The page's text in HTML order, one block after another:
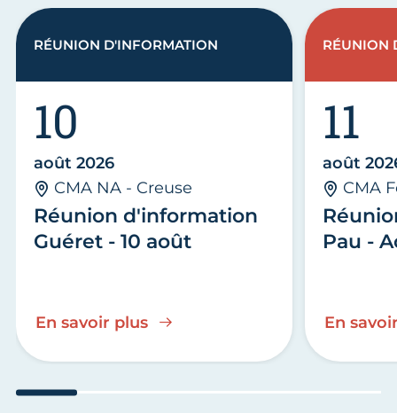
Réunion d'information
Guéret - 10 août
10
août 2026
CMA NA - Creuse
En savoir plus
RÉUNION D'INFORMATION
Pau -
11
août
CMA
En
RÉUNION